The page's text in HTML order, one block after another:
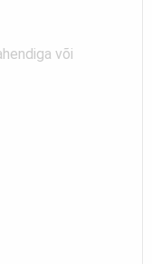
või